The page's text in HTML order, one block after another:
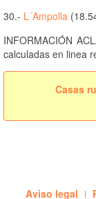
30.- L´Ampolla
INFORMACIÓN
calculadas en linea
Casas
Aviso legal